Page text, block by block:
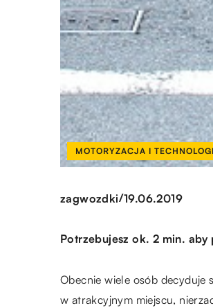
MOTORYZACJA I
zagwozdki/19.06.2019
Potrzebujesz ok. 2 min.
Obecnie wiele osób decyduje
w atrakcyjnym miejscu,